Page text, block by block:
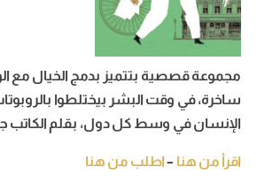
مجموعة قصصية بتتميز بدمج الخيال مع
ساخرة، في وقت البشر بيختلطوا
الإنسان في وسط كل دول، بقلم الكاتب
اقرأ من هنا –اطلب من هنا